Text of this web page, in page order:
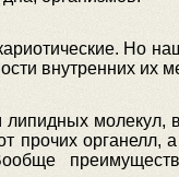
Но
внутренних их
молекул,
прочих органелл,